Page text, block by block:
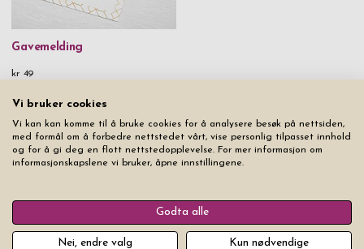
Gavemelding
kr 49
Fra samme produktserie
Vi bruker cookies
Vi kan kan komme til å bruke cookies for å analysere besøk på nettsiden,
med formål om å forbedre nettstedet vårt, vise personlig tilpasset innhold
og for å gi deg en flott nettstedopplevelse. For mer informasjon om
informasjonskapslene vi bruker, åpne innstillingene.
Godta alle
Nei, endre valg Kun nødvendige